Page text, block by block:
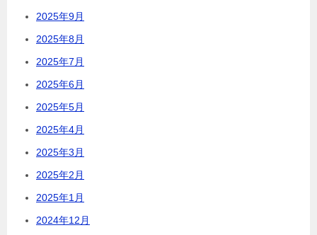
2025年9月
2025年8月
2025年7月
2025年6月
2025年5月
2025年4月
2025年3月
2025年2月
2025年1月
2024年12月